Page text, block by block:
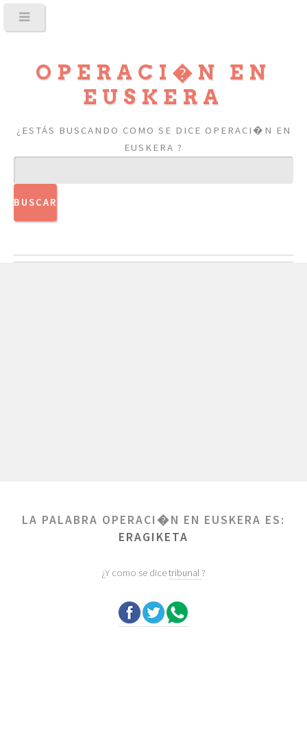
OPERACI�N EN
EUSKERA
¿ESTÁS BUSCANDO COMO SE DICE OPERACI�N EN
EUSKERA ?
LA PALABRA OPERACI�N EN EUSKERA ES:
ERAGIKETA
¿Y como se dicetribunal?